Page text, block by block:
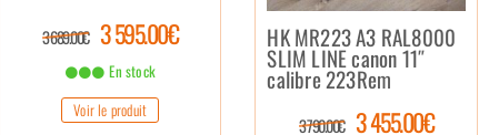
3 689.00€ 3 595.00€
En stock
Voir le produit
HK MR223 A3 RAL8000
SLIM LINE canon 11″
calibre 223Rem
3 790.00€ 3 455.00€